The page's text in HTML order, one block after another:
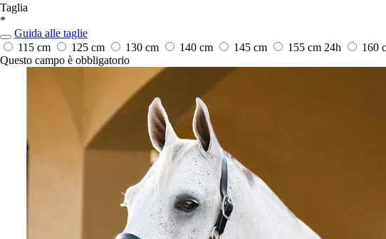
Taglia
*
Guida alle taglie
115 cm
125 cm 130 cm 140 cm 145 cm 155 cm 24h 160
Questo campo è obbligatorio